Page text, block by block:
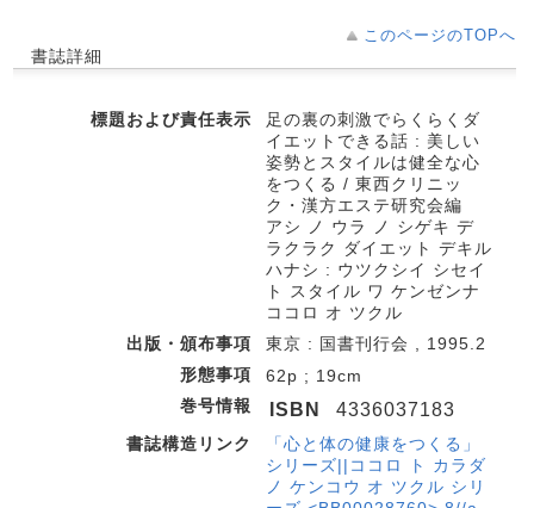
このページのTOPへ
書誌詳細
標題および責任表示
足の裏の刺激でらくらくダ
イエットできる話 : 美しい
姿勢とスタイルは健全な心
をつくる / 東西クリニッ
ク・漢方エステ研究会編
アシ ノ ウラ ノ シゲキ デ
ラクラク ダイエット デキル
ハナシ : ウツクシイ シセイ
ト スタイル ワ ケンゼンナ
ココロ オ ツクル
出版・頒布事項
東京 : 国書刊行会 , 1995.2
形態事項
62p ; 19cm
巻号情報
ISBN 4336037183
書誌構造リンク
「心と体の健康をつくる」
シリーズ||ココロ ト カラダ
ノ ケンコウ オ ツクル シリ